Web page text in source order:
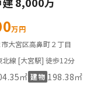
万円
大宮区高鼻町２丁目
北線 [大宮駅] 徒歩12分
㎡ 建物 198.38㎡